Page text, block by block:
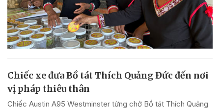
Chiếc xe đưa Bồ tát Thích Quảng Đức đến nơi
vị pháp thiêu thân
Chiếc Austin A95 Westminster từng chở Bồ tát Thích Quảng